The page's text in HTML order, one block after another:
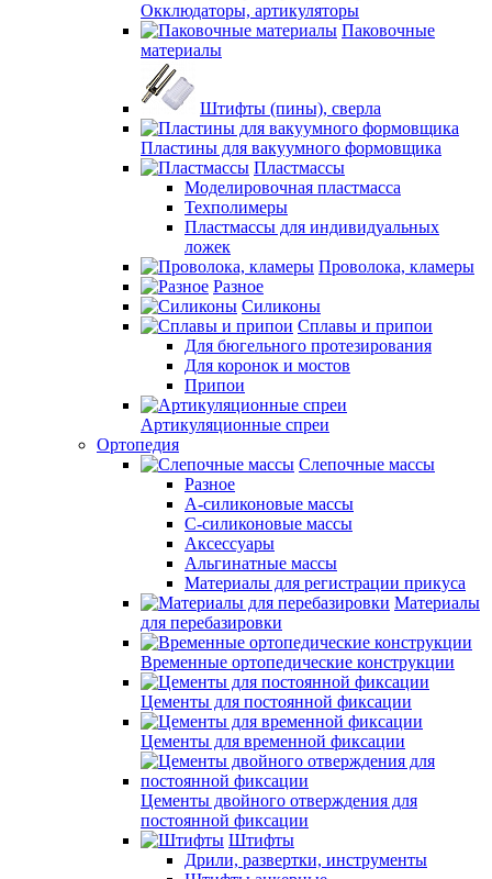
Окклюдаторы, артикуляторы
Паковочные
материалы
Штифты (пины), сверла
Пластины для вакуумного формовщика
Пластмассы
Моделировочная пластмасса
Техполимеры
Пластмассы для индивидуальных
ложек
Проволока, кламеры
Разное
Силиконы
Сплавы и припои
Для бюгельного протезирования
Для коронок и мостов
Припои
Артикуляционные спреи
Ортопедия
Слепочные массы
Разное
А-силиконовые массы
С-силиконовые массы
Аксессуары
Альгинатные массы
Материалы для регистрации прикуса
Материалы
для перебазировки
Временные ортопедические конструкции
Цементы для постоянной фиксации
Цементы для временной фиксации
Цементы двойного отверждения для
постоянной фиксации
Штифты
Дрили, развертки, инструменты